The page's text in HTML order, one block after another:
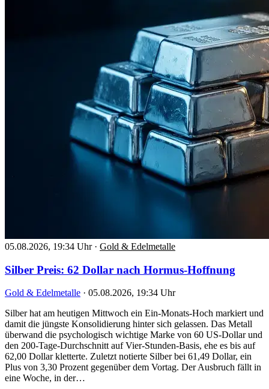
05.08.2026, 19:34 Uhr · Gold & Edelmetalle
Silber Preis: 62 Dollar nach Hormus-Hoffnung
Gold & Edelmetalle · 05.08.2026, 19:34 Uhr
Silber hat am heutigen Mittwoch ein Ein-Monats-Hoch markiert und
damit die jüngste Konsolidierung hinter sich gelassen. Das Metall
überwand die psychologisch wichtige Marke von 60 US-Dollar und
den 200-Tage-Durchschnitt auf Vier-Stunden-Basis, ehe es bis auf
62,00 Dollar kletterte. Zuletzt notierte Silber bei 61,49 Dollar, ein
Plus von 3,30 Prozent gegenüber dem Vortag. Der Ausbruch fällt in
eine Woche, in der…